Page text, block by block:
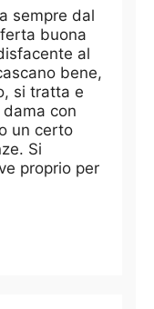
sempre dal
buona
al
bene,
si tratta e
con
un certo
Si
proprio per